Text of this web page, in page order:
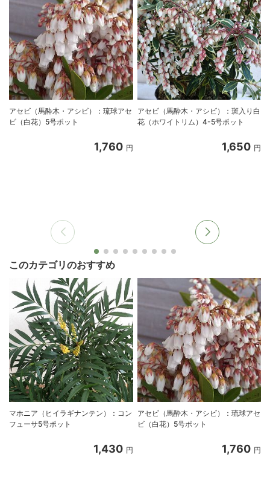
アセビ（馬酔木・アシビ）：琉球アセ
ビ（白花）5号ポット
1,760 円
アセビ（馬酔木・アシビ）：斑入り白
花（ホワイトリム）4-5号ポット
1,650 円
このカテゴリのおすすめ
マホニア（ヒイラギナンテン）：コン
フューサ5号ポット
1,430 円
アセビ（馬酔木・アシビ）：琉球アセ
ビ（白花）5号ポット
1,760 円